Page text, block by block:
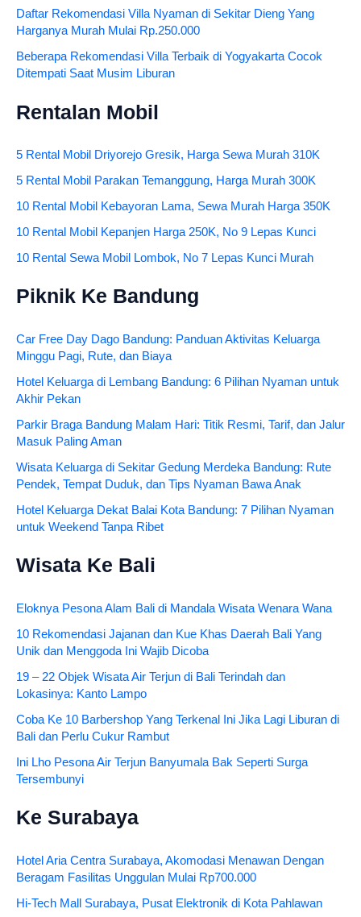
Daftar Rekomendasi Villa Nyaman di Sekitar Dieng Yang
Harganya Murah Mulai Rp.250.000
Beberapa Rekomendasi Villa Terbaik di Yogyakarta Cocok
Ditempati Saat Musim Liburan
Rentalan Mobil
5 Rental Mobil Driyorejo Gresik, Harga Sewa Murah 310K
5 Rental Mobil Parakan Temanggung, Harga Murah 300K
10 Rental Mobil Kebayoran Lama, Sewa Murah Harga 350K
10 Rental Mobil Kepanjen Harga 250K, No 9 Lepas Kunci
10 Rental Sewa Mobil Lombok, No 7 Lepas Kunci Murah
Piknik Ke Bandung
Car Free Day Dago Bandung: Panduan Aktivitas Keluarga
Minggu Pagi, Rute, dan Biaya
Hotel Keluarga di Lembang Bandung: 6 Pilihan Nyaman untuk
Akhir Pekan
Parkir Braga Bandung Malam Hari: Titik Resmi, Tarif, dan Jalur
Masuk Paling Aman
Wisata Keluarga di Sekitar Gedung Merdeka Bandung: Rute
Pendek, Tempat Duduk, dan Tips Nyaman Bawa Anak
Hotel Keluarga Dekat Balai Kota Bandung: 7 Pilihan Nyaman
untuk Weekend Tanpa Ribet
Wisata Ke Bali
Eloknya Pesona Alam Bali di Mandala Wisata Wenara Wana
10 Rekomendasi Jajanan dan Kue Khas Daerah Bali Yang
Unik dan Menggoda Ini Wajib Dicoba
19 – 22 Objek Wisata Air Terjun di Bali Terindah dan
Lokasinya: Kanto Lampo
Coba Ke 10 Barbershop Yang Terkenal Ini Jika Lagi Liburan di
Bali dan Perlu Cukur Rambut
Ini Lho Pesona Air Terjun Banyumala Bak Seperti Surga
Tersembunyi
Ke Surabaya
Hotel Aria Centra Surabaya, Akomodasi Menawan Dengan
Beragam Fasilitas Unggulan Mulai Rp700.000
Hi-Tech Mall Surabaya, Pusat Elektronik di Kota Pahlawan